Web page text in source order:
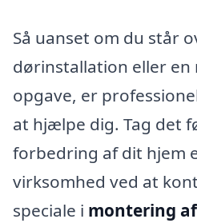
Så uanset om du står
dørinstallation eller en
opgave, er
at hjælpe dig. Tag det
forbedring af dit hjem
virksomhed ved at
speciale i montering